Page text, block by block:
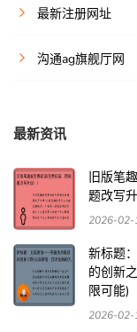
最新注册网址
沟通ag旗舰厅网
最新资讯
旧版笔
题改写
2026-02-
新标题
的创新
限可能)
2026-02-